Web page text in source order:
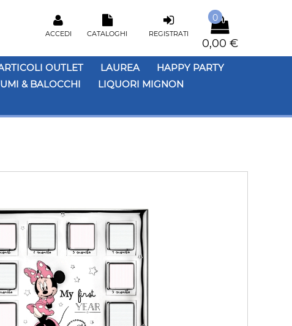
0
0,00 €
REGISTRATI
CATALOGHI
ACCEDI
OUTLET LAUREA
HAPPY PARTY
& BALOCCHI
LIQUORI MIGNON